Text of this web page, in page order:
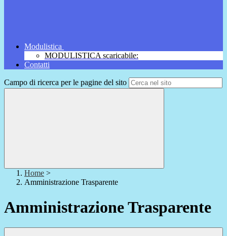
Modulistica
MODULISTICA scaricabile:
Contatti
Campo di ricerca per le pagine del sito
Home >
Amministrazione Trasparente
Amministrazione Trasparente